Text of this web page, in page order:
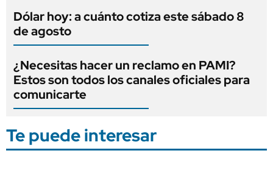
Dólar hoy: a cuánto cotiza este sábado 8
de agosto
¿Necesitas hacer un reclamo en PAMI?
Estos son todos los canales oficiales para
comunicarte
Te puede interesar